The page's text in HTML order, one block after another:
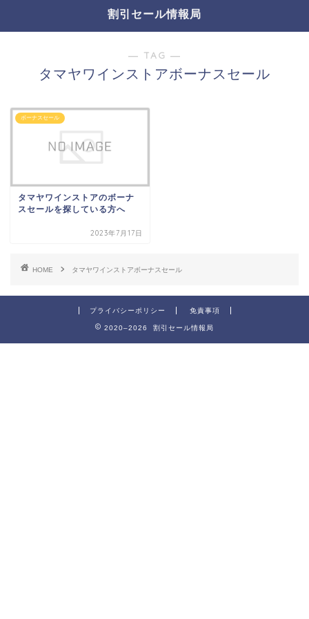
割引セール情報局
― TAG ―
タマヤワインストアボーナスセール
ボーナスセール
タマヤワインストアのボーナ
スセールを探している方へ
2023年7月17日
HOME タマヤワインストアボーナスセール
プライバシーポリシー 免責事項
2020–2026 割引セール情報局